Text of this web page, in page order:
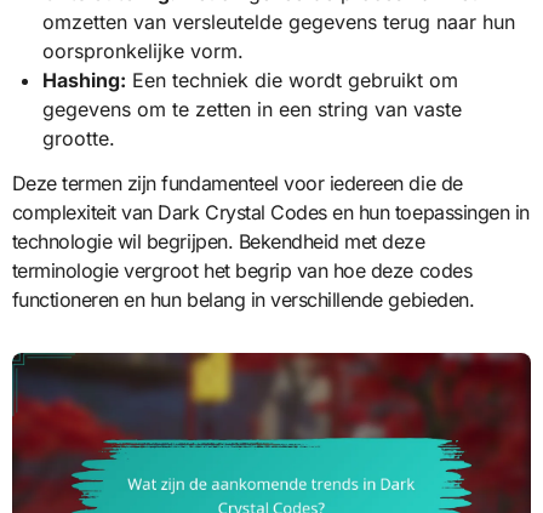
omzetten van versleutelde gegevens terug naar hun
oorspronkelijke vorm.
Hashing: Een techniek die wordt gebruikt om
gegevens om te zetten in een string van vaste
grootte.
Deze termen zijn fundamenteel voor iedereen die de
complexiteit van Dark Crystal Codes en hun toepassingen in
technologie wil begrijpen. Bekendheid met deze
terminologie vergroot het begrip van hoe deze codes
functioneren en hun belang in verschillende gebieden.